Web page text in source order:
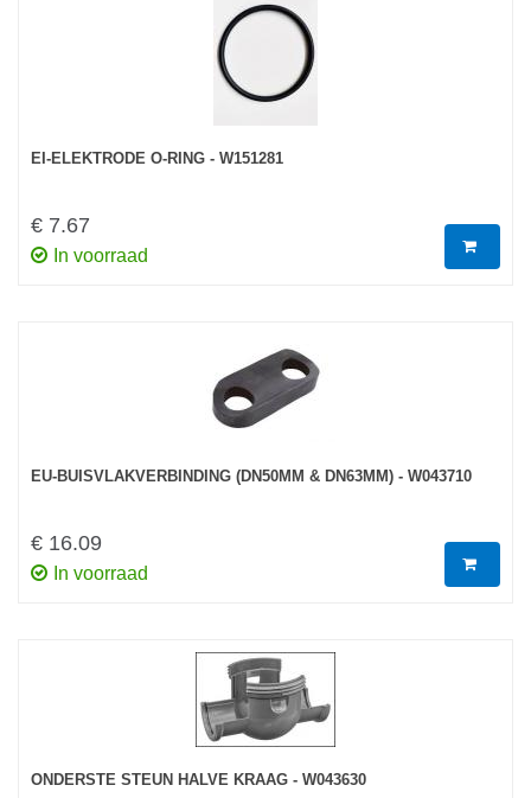
EI-ELEKTRODE O-RING - W151281
€ 7.67
In voorraad
EU-BUISVLAKVERBINDING (DN50MM & DN63MM) - W043710
€ 16.09
In voorraad
ONDERSTE STEUN HALVE KRAAG - W043630